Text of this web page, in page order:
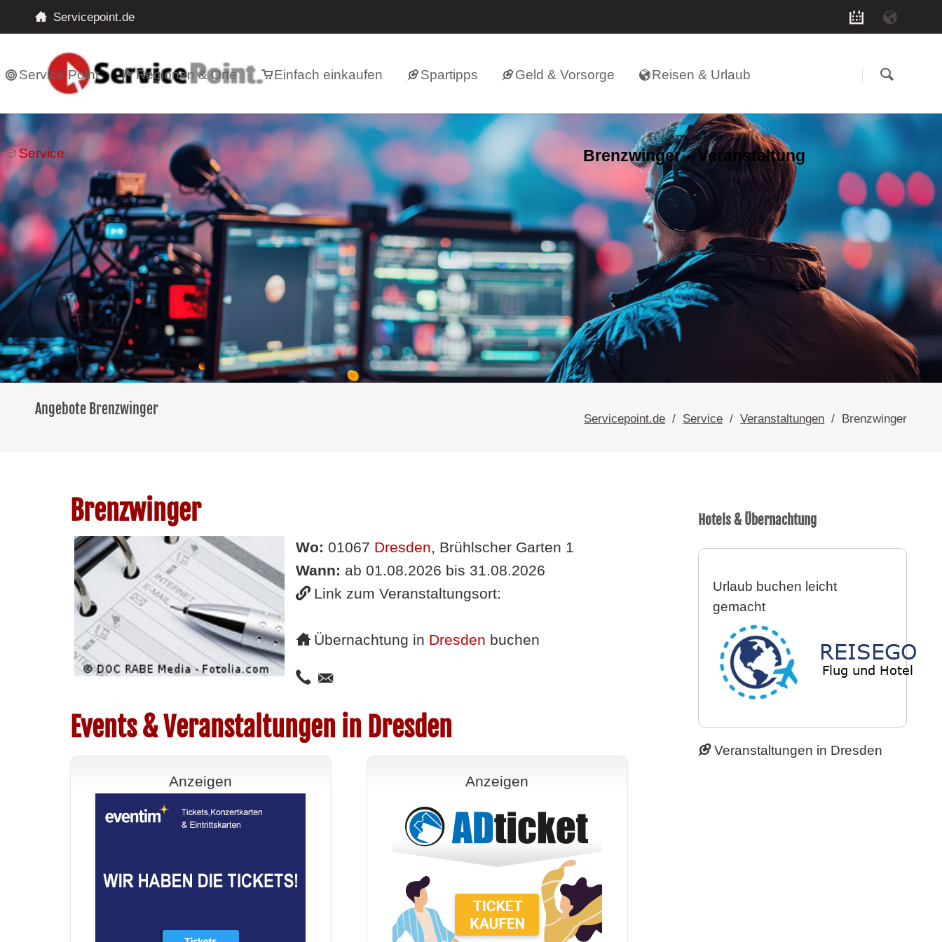
Servicepoint.de
Service Point Regionen & Orte Einfach einkaufen Spartipps Geld & Vorsorge Reisen & Urlaub
Service Brenzwinger – Veranstaltung
Angebote Brenzwinger
Servicepoint.de Service Veranstaltungen Brenzwinger
Brenzwinger
Wo: 01067 Dresden, Brühlscher Garten 1
Wann: ab 01.08.2026 bis 31.08.2026
Link zum Veranstaltungsort:
Übernachtung in Dresden buchen
Events & Veranstaltungen in Dresden
Anzeigen Anzeigen
Hotels & Übernachtung
Urlaub buchen leicht
gemacht
Veranstaltungen in Dresden